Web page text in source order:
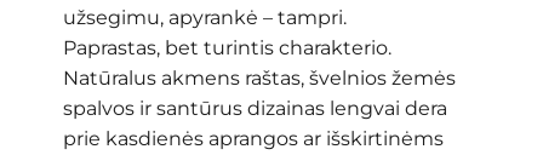
užsegimu, apyrankė – tampri.
Paprastas, bet turintis charakterio.
Natūralus akmens raštas, švelnios žemės
spalvos ir santūrus dizainas lengvai dera
prie kasdienės aprangos ar išskirtinėms